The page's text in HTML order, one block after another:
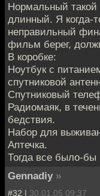
Нормальный такой
длинный. Я когда-
неправильный
фильм берег,
В коробке:
Ноутбук с
спутниковой
Спутниковый
Радиомаяк, в
бедствия.
Набор для
Аптечка.
Тогда все было-бы
Gennadiy »
#32 | 30.01.05 09:37